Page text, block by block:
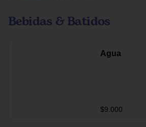
Bebidas & Batidos
Agua
$9.000